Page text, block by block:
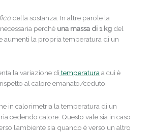
della sostanza. In altre parole la
perché una massa di 1 kg del
aumenti la propria temperatura di un
la variazione di temperatura a cui è
al calore emanato/ceduto.
in calorimetria la temperatura di un
cedendo calore. Questo vale sia in caso
l’ambiente sia quando è verso un altro